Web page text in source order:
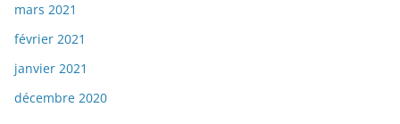
mars 2021
février 2021
janvier 2021
décembre 2020